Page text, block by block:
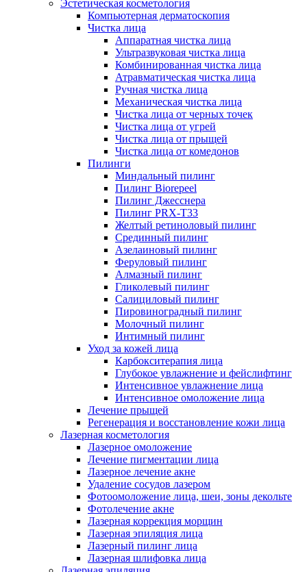
Эстетическая косметология
Компьютерная дерматоскопия
Чистка лица
Аппаратная чистка лица
Ультразвуковая чистка лица
Комбинированная чистка лица
Атравматическая чистка лица
Ручная чистка лица
Механическая чистка лица
Чистка лица от черных точек
Чистка лица от угрей
Чистка лица от прыщей
Чистка лица от комедонов
Пилинги
Миндальный пилинг
Пилинг Biorepeel
Пилинг Джесснера
Пилинг PRX-T33
Желтый ретиноловый пилинг
Срединный пилинг
Азелаиновый пилинг
Феруловый пилинг
Алмазный пилинг
Гликолевый пилинг
Салициловый пилинг
Пировиноградный пилинг
Молочный пилинг
Интимный пилинг
Уход за кожей лица
Карбокситерапия лица
Глубокое увлажнение и фейслифтинг
Интенсивное увлажнение лица
Интенсивное омоложение лица
Лечение прыщей
Регенерация и восстановление кожи лица
Лазерная косметология
Лазерное омоложение
Лечение пигментации лица
Лазерное лечение акне
Удаление сосудов лазером
Фотоомоложение лица, шеи, зоны декольте
Фотолечение акне
Лазерная коррекция морщин
Лазерная эпиляция лица
Лазерный пилинг лица
Лазерная шлифовка лица